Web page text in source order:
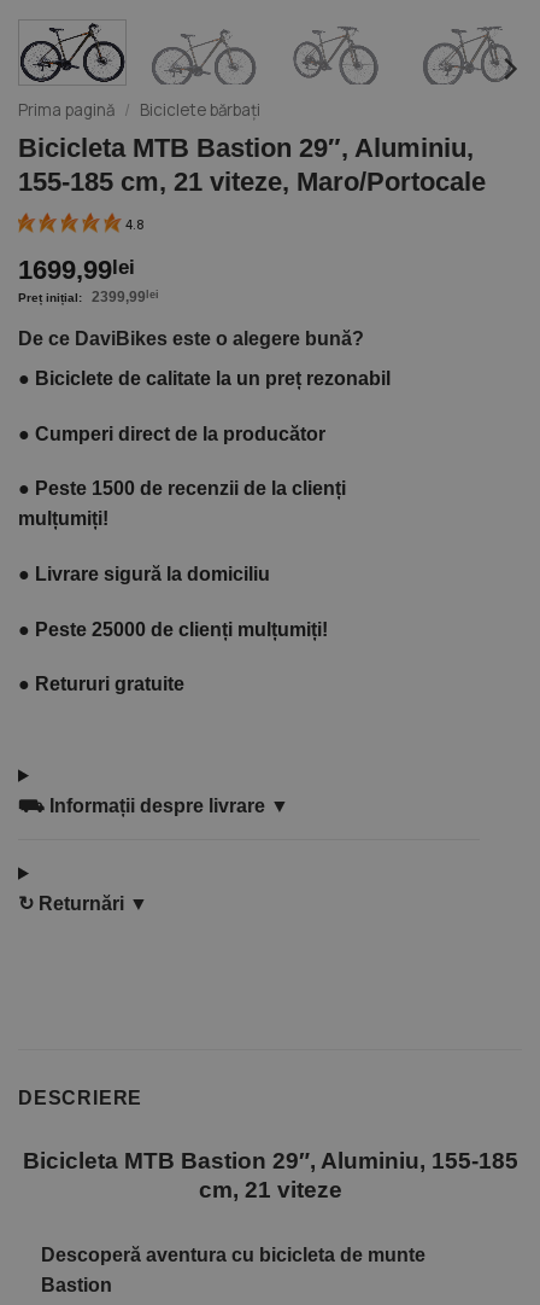
Prima pagină / Biciclete bărbați
Bicicleta MTB Bastion 29″, Aluminiu,
155-185 cm, 21 viteze, Maro/Portocale
4.8
1699,99lei
2399,99 lei
De ce DaviBikes este o alegere bună?
● Biciclete de calitate la un preț rezonabil
● Cumperi direct de la producător
● Peste 1500 de recenzii de la clienți
mulțumiți!
● Livrare sigură la domiciliu
● Peste 25000 de clienți mulțumiți!
● Retururi gratuite
⛟ Informații despre livrare ▼
↻ Returnări ▼
DESCRIERE
Bicicleta MTB Bastion 29″, Aluminiu, 155-185
cm, 21 viteze
Descoperă aventura cu bicicleta de munte
Bastion